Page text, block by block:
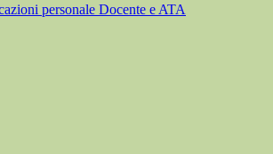
personale Docente e ATA